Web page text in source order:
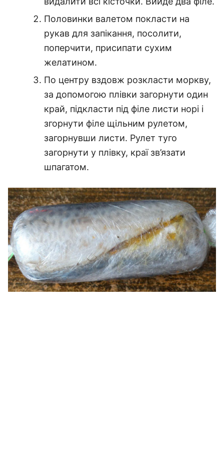
Половинки валетом покласти на
рукав для запікання, посолити,
поперчити, присипати сухим
желатином.
По центру вздовж розкласти моркву,
за допомогою плівки загорнути один
край, підкласти під філе листи норі і
згорнути філе щільним рулетом,
загорнувши листи. Рулет туго
загорнути у плівку, краї зв’язати
шпагатом.